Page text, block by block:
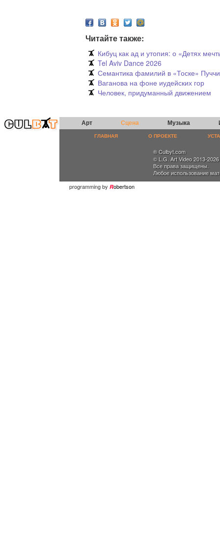
Читайте также:
Кибуц как ад и утопия: о «Детях
Tel Aviv Dance 2026
Семантика фамилий в «Тоске»
Ваганова на фоне иудейских гор
Человек, придуманный движением
Арт Сцена Музыка
ГЛАВНАЯ О ПРОЕКТЕ
® Culbyt.com
© L.G. Art Video 2013-2026
Все права защищены.
Любое использование
programming by Robertson